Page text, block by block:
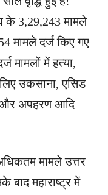
के 3,29,243 मामले
मामले दर्ज किए गए
मामलों में हत्या,
उकसाना, एसिड
अपहरण आदि
मामले उत्तर
बाद महाराष्ट्र में